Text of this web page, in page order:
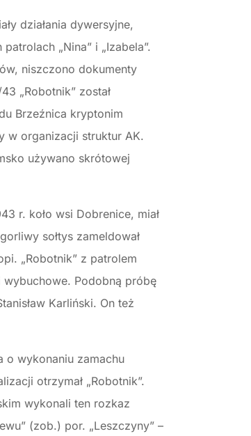
działania dywersyjne,
„Nina” i „Izabela”.
niszczono dokumenty
„Robotnik” został
Brzeźnica kryptonim
w organizacji struktur AK.
używano skrótowej
r. koło wsi Dobrenice, miał
sołtys zameldował
„Robotnik” z patrolem
wybuchowe. Podobną próbę
Karliński. On też
o wykonaniu zamachu
otrzymał „Robotnik”.
wykonali ten rozkaz
(zob.) por. „Leszczyny” –